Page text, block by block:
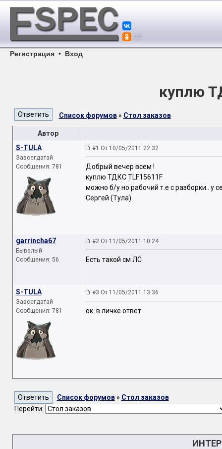
Регистрация • Вход
куплю
Список форумов» Стол заказов
Автор
S-TULA
Завсегдатай
Сообщения: 781
#1 От 10/05/2011 22:32
Добрый вечер всем !
куплю ТДКС TLF15611F
можно б/у но рабочий т.е с разборки.. у
Сергей (Тула)
garrincha67
Бывалый
Сообщения: 56
#2 От 11/05/2011 10:24
Есть такой см ЛС
S-TULA
Завсегдатай
Сообщения: 781
#3 От 11/05/2011 13:36
ок .в личке ответ
Список форумов» Стол заказов
Перейти: